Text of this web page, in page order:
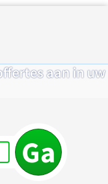
aan in uw